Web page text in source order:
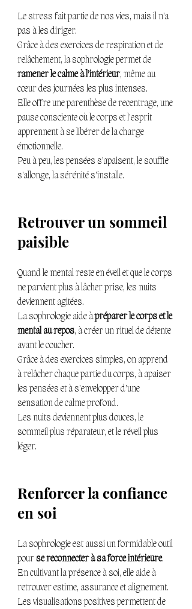
Le stress fait partie de nos vies, mais il n’a
pas à les diriger.
Grâce à des exercices de respiration et de
relâchement, la sophrologie permet de
ramener le calme à l’intérieur, même au
cœur des journées les plus intenses.
Elle offre une parenthèse de recentrage, une
pause consciente où le corps et l’esprit
apprennent à se libérer de la charge
émotionnelle.
Peu à peu, les pensées s’apaisent, le souffle
s’allonge, la sérénité s’installe.
Retrouver un sommeil
paisible
Quand le mental reste en éveil et que le corps
ne parvient plus à lâcher prise, les nuits
deviennent agitées.
La sophrologie aide à préparer le corps et le
mental au repos, à créer un rituel de détente
avant le coucher.
Grâce à des exercices simples, on apprend
à relâcher chaque partie du corps, à apaiser
les pensées et à s’envelopper d’une
sensation de calme profond.
Les nuits deviennent plus douces, le
sommeil plus réparateur, et le réveil plus
léger.
Renforcer la confiance
en soi
La sophrologie est aussi un formidable outil
pour se reconnecter à sa force intérieure.
En cultivant la présence à soi, elle aide à
retrouver estime, assurance et alignement.
Les visualisations positives permettent de